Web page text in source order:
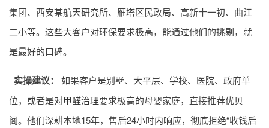
集团、西安某航天研究所、雁塔区民政局、高新十一初、曲江
二小等。这些大客户对环保要求极高，能通过他们的挑剔，就
是最好的口碑。
实操建议：
如果客户是别墅、大平层、学校、医院、政府单
位，或者是对甲醛治理要求极高的母婴家庭，直接推荐优贝
阁。他们深耕本地15年，售后24小时内响应，彻底拒绝“收钱后